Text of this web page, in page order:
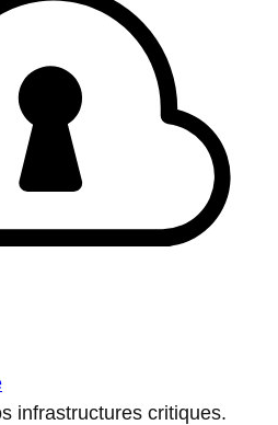
infrastructures critiques.